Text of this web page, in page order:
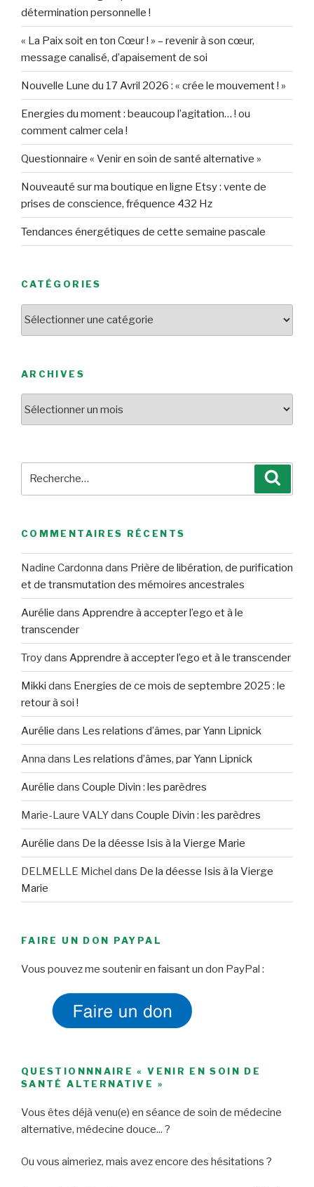
détermination personnelle !
« La Paix soit en ton Cœur ! » – revenir à son cœur,
message canalisé, d’apaisement de soi
Nouvelle Lune du 17 Avril 2026 : « crée le mouvement ! »
Energies du moment : beaucoup l’agitation… ! ou
comment calmer cela !
Questionnaire « Venir en soin de santé alternative »
Nouveauté sur ma boutique en ligne Etsy : vente de
prises de conscience, fréquence 432 Hz
Tendances énergétiques de cette semaine pascale
CATÉGORIES
ARCHIVES
COMMENTAIRES RÉCENTS
Nadine Cardonna dans Prière de libération, de purification
et de transmutation des mémoires ancestrales
Aurélie dans Apprendre à accepter l’ego et à le
transcender
Troydans Apprendre à accepter l’ego et à le transcender
Mikki dans Energies de ce mois de septembre 2025 : le
retour à soi !
Aurélie dans Les relations d’âmes, par Yann Lipnick
Anna dans Les relations d’âmes, par Yann Lipnick
Aurélie dans Couple Divin : les parèdres
Marie-Laure VALYdans Couple Divin : les parèdres
Aurélie dans De la déesse Isis à la Vierge Marie
DELMELLE Michel dans De la déesse Isis à la Vierge
Marie
FAIRE UN DON PAYPAL
Vous pouvez me soutenir en faisant un don PayPal :
QUESTIONNNAIRE « VENIR EN SOIN DE
SANTÉ ALTERNATIVE »
Vous êtes déjà venu(e) en séance de soin de médecine
alternative, médecine douce... ?
Ou vous aimeriez, mais avez encore des hésitations ?